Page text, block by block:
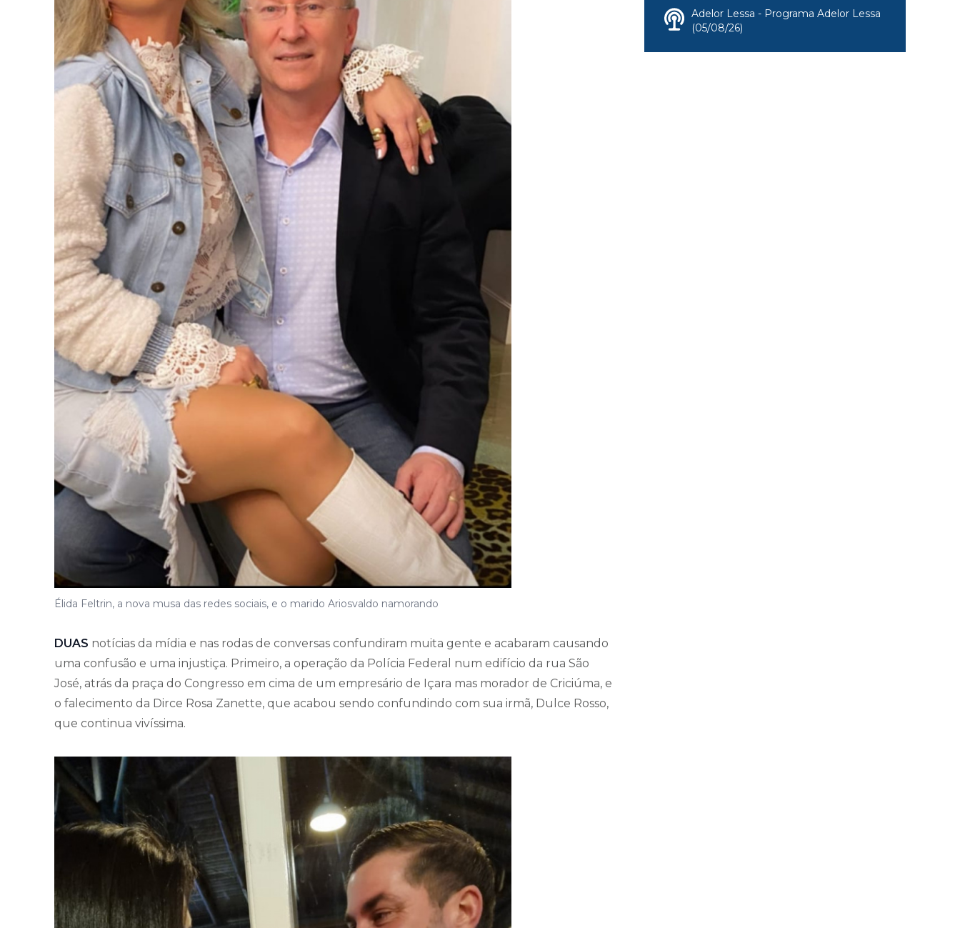
Élida Feltrin, a nova musa das redes sociais, e o marido Ariosvaldo namorando
DUAS notícias da mídia e nas rodas de conversas confundiram muita gente e acabaram causando
uma confusão e uma injustiça. Primeiro, a operação da Polícia Federal num edifício da rua São
José, atrás da praça do Congresso em cima de um empresário de Içara mas morador de Criciúma, e
o falecimento da Dirce Rosa Zanette, que acabou sendo confundindo com sua irmã, Dulce Rosso,
que continua vivíssima.
Adelor Lessa - Programa Adelor Lessa
(05/08/26)